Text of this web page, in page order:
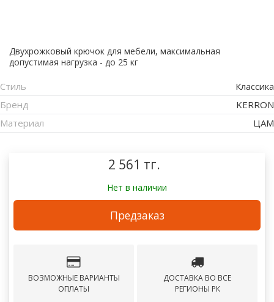
Двухрожковый крючок для мебели, максимальная
допустимая нагрузка - до 25 кг
Стиль
Классика
Бренд
KERRON
Материал
ЦАМ
2 561 тг.
Нет в наличии
Предзаказ
ВОЗМОЖНЫЕ ВАРИАНТЫ
ОПЛАТЫ
ДОСТАВКА ВО ВСЕ
РЕГИОНЫ РК